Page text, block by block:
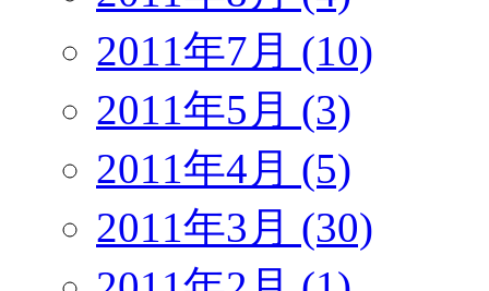
2011年7月 (10)
2011年5月 (3)
2011年4月 (5)
2011年3月 (30)